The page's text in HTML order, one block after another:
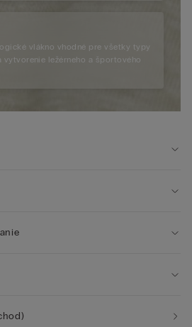
vlákno vhodné pre všetky typy
vytvorenie ležérneho a športového